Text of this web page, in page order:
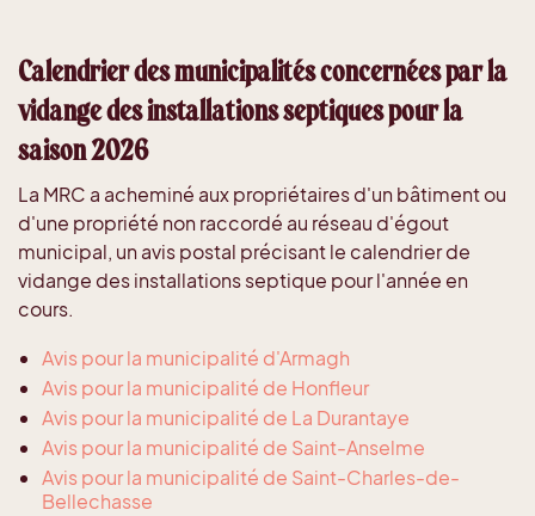
Calendrier des municipalités concernées par la
vidange des installations septiques pour la
saison 2026
La MRC a acheminé aux propriétaires d'un bâtiment ou
d'une propriété non raccordé au réseau d'égout
municipal, un avis postal précisant le calendrier de
vidange des installations septique pour l'année en
cours.
Avis pour la municipalité d'Armagh
Avis pour la municipalité de Honfleur
Avis pour la municipalité de La Durantaye
Avis pour la municipalité de Saint-Anselme
Avis pour la municipalité de Saint-Charles-de-
Bellechasse